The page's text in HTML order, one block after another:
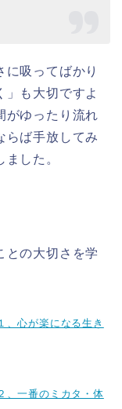
吸ってばかり
」も大切ですよ
がゆったり流れ
らば手放してみ
した。
との大切さを学
、心が楽になる生き
、一番のミカタ・体